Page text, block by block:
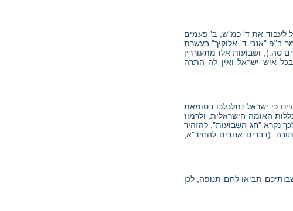
לעבוד את ד' כמ"ש, ב' פעמים
ב"פ "אנכי ד' אלוקיך" בעשרת
סה.), ושבועות אלו מתעוררין
איש ישראל ואין לה התרה
כי ישראל נתלכלכו בטומאת
האומה הישראלית, ולרמוז
נקרא "חג השבועות", להזהיר
(דברים אחדים להחיד"א,
תביאו לחם תנופה, לכן